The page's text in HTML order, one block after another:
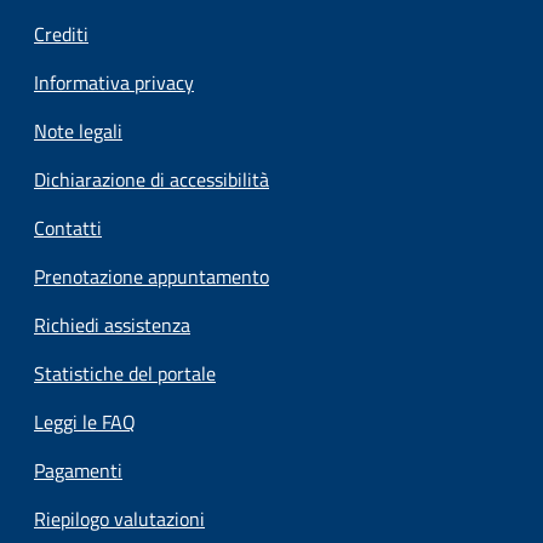
Crediti
Informativa privacy
Note legali
Dichiarazione di accessibilità
Contatti
Prenotazione appuntamento
Richiedi assistenza
Statistiche del portale
Leggi le FAQ
Pagamenti
Riepilogo valutazioni